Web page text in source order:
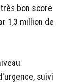
bon score
1,3 million de
suivi